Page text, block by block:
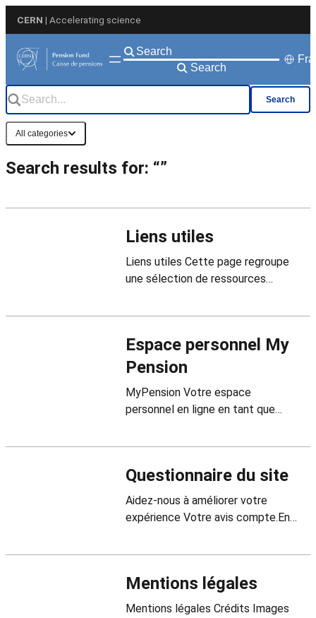
CERN | Accelerating science
Search
Search
All categories
Search results for: “”
Liens utiles
Liens utiles Cette page regroupe
une sélection de ressources
membres et bénéficiaires de la
Espace personnel My
Pension
MyPension Votre espace
personnel en ligne en tant que
sécurisé pour consulter vos
Questionnaire du site
Aidez-nous à améliorer votre
expérience Votre avis compte.En
votre expérience pour nous aider à
Mentions légales
Mentions légales Crédits Images